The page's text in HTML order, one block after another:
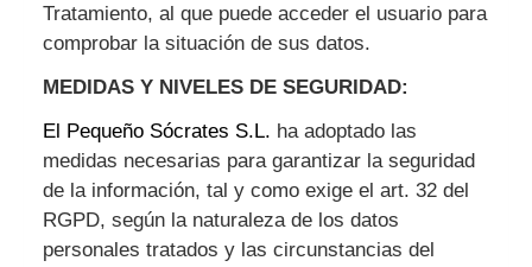
Tratamiento, al que puede acceder el usuario para
comprobar la situación de sus datos.
MEDIDAS Y NIVELES DE SEGURIDAD:
El Pequeño Sócrates S.L. ha adoptado las
medidas necesarias para garantizar la seguridad
de la información, tal y como exige el art. 32 del
RGPD, según la naturaleza de los datos
personales tratados y las circunstancias del